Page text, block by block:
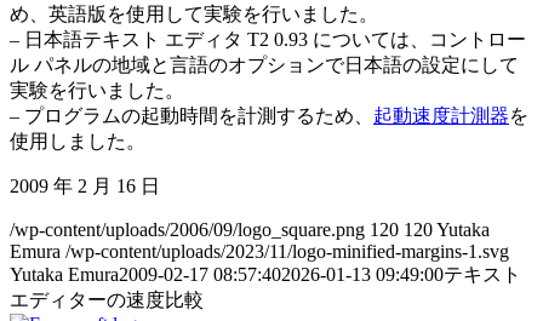
め、英語版を使用して実験を行いました。
– 日本語テキスト エディタ T2 0.93 については、コントロー
ル パネルの地域と言語のオプションで日本語の設定にして
実験を行いました。
– プログラムの起動時間を計測するため、 起動速度計測器を
使用しました。
2009 年 2 月 16 日
/wp-content/uploads/2006/09/logo_square.png 120 120Yutaka
Emura /wp-content/uploads/2023/11/logo-minified-margins-1.svg
Yutaka Emura2009-02-17 08:57:402026-01-13 09:49:00テキスト
エディターの速度比較